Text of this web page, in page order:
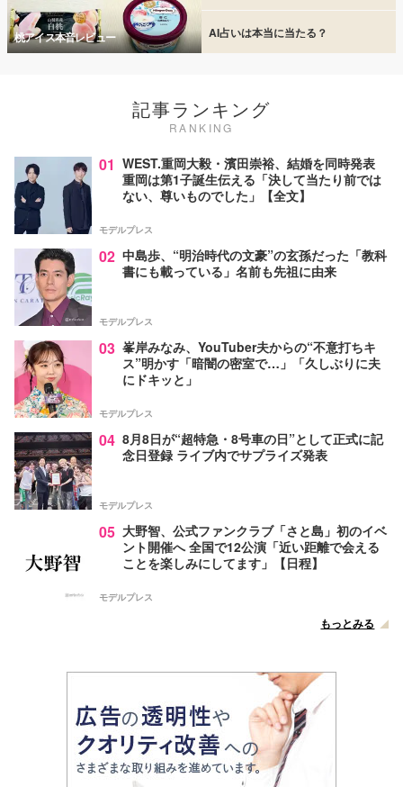
桃アイス本音レビュー AI占いは本当に当たる？
記事ランキング
RANKING
01 WEST.重岡大毅・濱田崇裕、結婚を同時発表
重岡は第1子誕生伝える「決して当たり前では
ない、尊いものでした」【全文】
モデルプレス
02 中島歩、“明治時代の文豪”の玄孫だった「教科
書にも載っている」名前も先祖に由来
モデルプレス
03 峯岸みなみ、YouTuber夫からの“不意打ちキ
ス”明かす「暗闇の密室で…」「久しぶりに夫
にドキッと」
モデルプレス
04 8月8日が“超特急・8号車の日”として正式に記
念日登録 ライブ内でサプライズ発表
モデルプレス
05 大野智、公式ファンクラブ「さと島」初のイベ
ント開催へ 全国で12公演「近い距離で会える
ことを楽しみにしてます」【日程】
モデルプレス
もっとみる